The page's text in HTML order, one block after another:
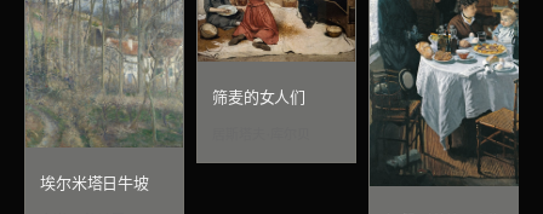
埃尔米塔日牛坡
筛麦的女人们